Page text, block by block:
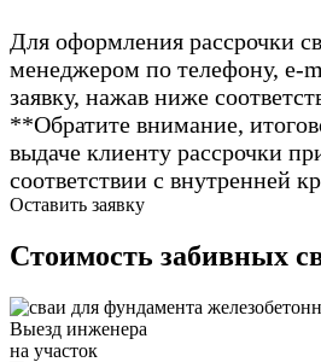
Для оформления рассрочки
менеджером по телефону, e-
заявку, нажав ниже
**Обратите внимание,
выдаче клиенту рассрочки
соответствии с внутренней
Оставить заявку
Стоимость забивных
Выезд инженера
на участок